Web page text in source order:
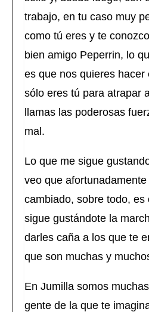
trabajo, en tu caso muy
como tú eres y te
bien amigo Peperrin, lo
es que nos quieres hacer
sólo eres tú para atrapar
llamas las poderosas
mal.
Lo que me sigue
veo que
cambiado, sobre todo, es
sigue gustándote la
darles caña a los que te
que son muchas y
En Jumilla somos
gente de la que te